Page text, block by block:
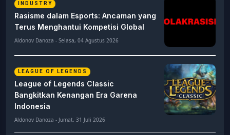
INDUSTRY
Rasisme dalam Esports: Ancaman yang
Terus Menghantui Kompetisi Global
Aldonov Danoza - Selasa, 04 Agustus 2026
LEAGUE OF LEGENDS
League of Legends Classic
Bangkitkan Kenangan Era Garena
Indonesia
Aldonov Danoza - Jumat, 31 Juli 2026